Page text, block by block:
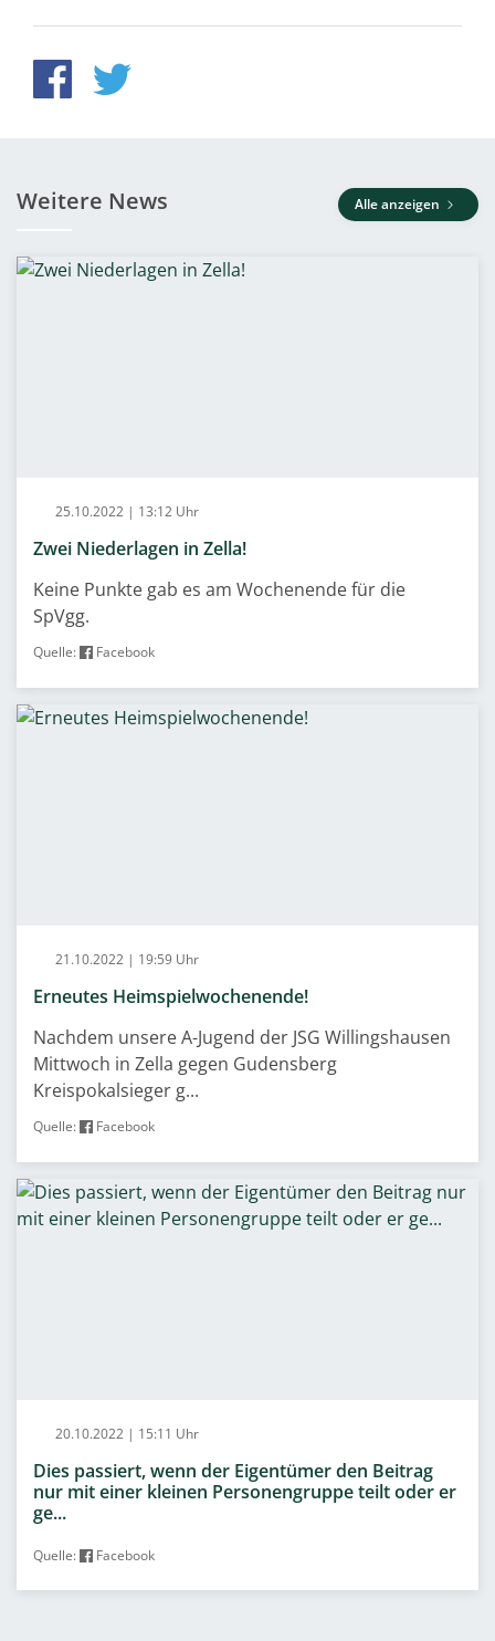
Weitere News Alle anzeigen
25.10.2022 | 13:12 Uhr
Zwei Niederlagen in Zella!
Keine Punkte gab es am Wochenende für die
SpVgg.
Quelle: Facebook
21.10.2022 | 19:59 Uhr
Erneutes Heimspielwochenende!
Nachdem unsere A-Jugend der JSG Willingshausen
Mittwoch in Zella gegen Gudensberg
Kreispokalsieger g...
Quelle: Facebook
20.10.2022 | 15:11 Uhr
Dies passiert, wenn der Eigentümer den Beitrag
nur mit einer kleinen Personengruppe teilt oder er
ge...
Quelle: Facebook